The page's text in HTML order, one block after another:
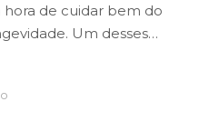
de cuidar bem do
Um desses…